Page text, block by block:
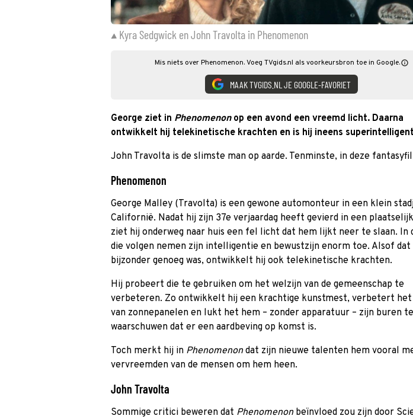
Kyra Sedgwick en John Travolta in Phenomenon
Mis niets over Phenomenon. Voeg TVgids.nl als voorkeursbron toe in Google.
MAAK TVGIDS.NL JE GOOGLE-FAVORIET
George ziet in Phenomenonop een avond een vreemd licht. Daarna
ontwikkelt hij telekinetische krachten en is hij ineens
John Travolta is de slimste man op aarde. Tenminste, in deze
Phenomenon
George Malley (Travolta) is een gewone automonteur in een klein
Californië. Nadat hij zijn 37e verjaardag heeft gevierd in een
ziet hij onderweg naar huis een fel licht dat hem lijkt neer te slaan. In
die volgen nemen zijn intelligentie en bewustzijn enorm toe. Alsof dat
bijzonder genoeg was, ontwikkelt hij ook telekinetische krachten.
Hij probeert die te gebruiken om het welzijn van de gemeenschap te
verbeteren. Zo ontwikkelt hij een krachtige kunstmest, verbetert
van zonnepanelen en lukt het hem – zonder apparatuur – zijn buren te
waarschuwen dat er een aardbeving op komst is.
Toch merkt hij in Phenomenondat zijn nieuwe talenten hem vooral
vervreemden van de mensen om hem heen.
John Travolta
Sommige critici beweren dat Phenomenon beïnvloed zou zijn door